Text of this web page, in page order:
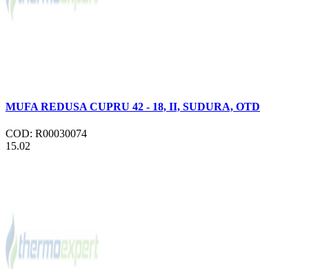
MUFA REDUSA CUPRU 42 - 18, II, SUDURA, OTD
COD: R00030074
15.02